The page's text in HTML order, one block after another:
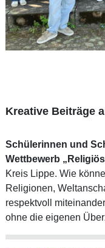
Kreative Beiträge
Schülerinnen und
Wettbewerb
Kreis Lippe. Wie
Religionen,
respektvoll
ohne die eigenen